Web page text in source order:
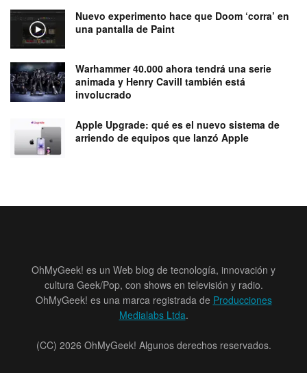
Nuevo experimento hace que Doom ‘corra’ en
una pantalla de Paint
Warhammer 40.000 ahora tendrá una serie
animada y Henry Cavill también está
involucrado
Apple Upgrade: qué es el nuevo sistema de
arriendo de equipos que lanzó Apple
OhMyGeek! es un Web blog de tecnología, innovación y
cultura Geek/Pop, con shows en televisión y radio.
OhMyGeek! es una marca registrada de Producciones
Medialabs Ltda.
(CC) 2026 OhMyGeek! Algunos derechos reservados.